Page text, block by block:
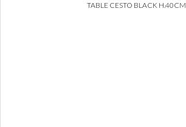
TABLE CESTO BLACK H.40CM